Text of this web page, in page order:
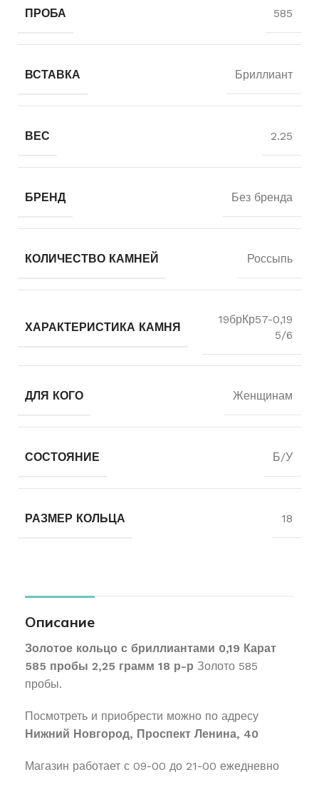
ПРОБА 585
ВСТАВКА Бриллиант
ВЕС 2.25
БРЕНД Без бренда
КОЛИЧЕСТВО КАМНЕЙ Россыпь
ХАРАКТЕРИСТИКА КАМНЯ
19брКр57-0,19
5/6
ДЛЯ КОГО Женщинам
СОСТОЯНИЕ Б/У
РАЗМЕР КОЛЬЦА 18
Описание
Золотое кольцо с бриллиантами 0,19 Карат
585 пробы 2,25 грамм 18 р-р Золото 585
пробы.
Посмотреть и приобрести можно по адресу
Нижний Новгород, Проспект Ленина, 40
Магазин работает с 09-00 до 21-00 ежедневно